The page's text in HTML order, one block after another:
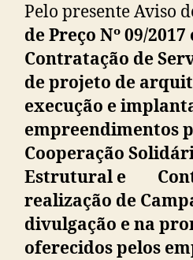
Pelo presente Aviso
de Preço Nº 09/2017
Contratação de
de projeto de
execução e
empreendimentos
Cooperação
Estrutural e
realização de
divulgação e na
oferecidos pelos